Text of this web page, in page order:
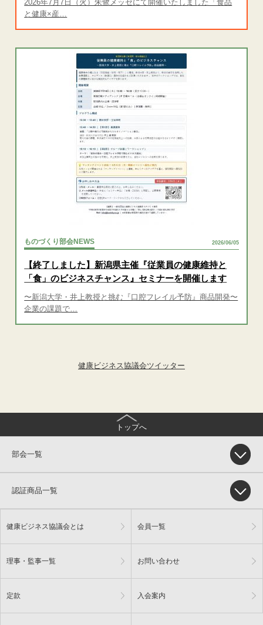
2026年7月7日（火）朱鷺メッセにて開催いたしました「食品
と健康×産…
ものづくり部会NEWS 2026/06/05
【終了しました】新潟県主催『従業員の健康維持と
「食」のビジネスチャンス』セミナーを開催します
〜新潟大学・井上教授と挑む『口腔フレイル予防』商品開発〜
企業の課題で…
健康ビジネス協議会ツイッター
トップへ
部会一覧
認証商品一覧
健康ビジネス協議会とは 会員一覧
理事・監事一覧 お問い合わせ
定款 入会案内